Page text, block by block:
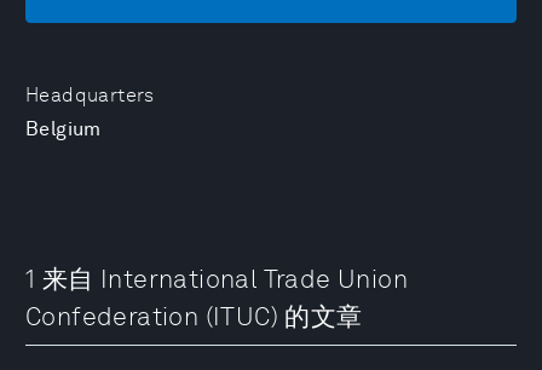
Headquarters
Belgium
1 来自 International Trade Union
Confederation (ITUC) 的文章